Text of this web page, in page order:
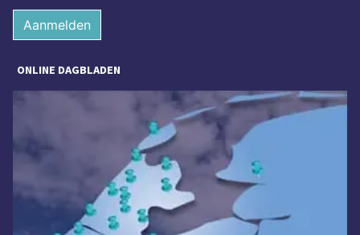
Aanmelden
ONLINE DAGBLADEN